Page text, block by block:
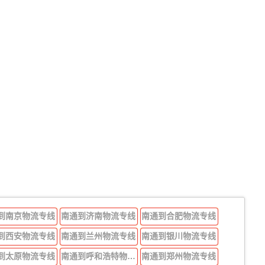
南京物流专线 南通到济南物流专线 南通到合肥物流专线
西安物流专线 南通到兰州物流专线 南通到银川物流专线
太原物流专线 南通到呼和浩特物流专线 南通到郑州物流专线